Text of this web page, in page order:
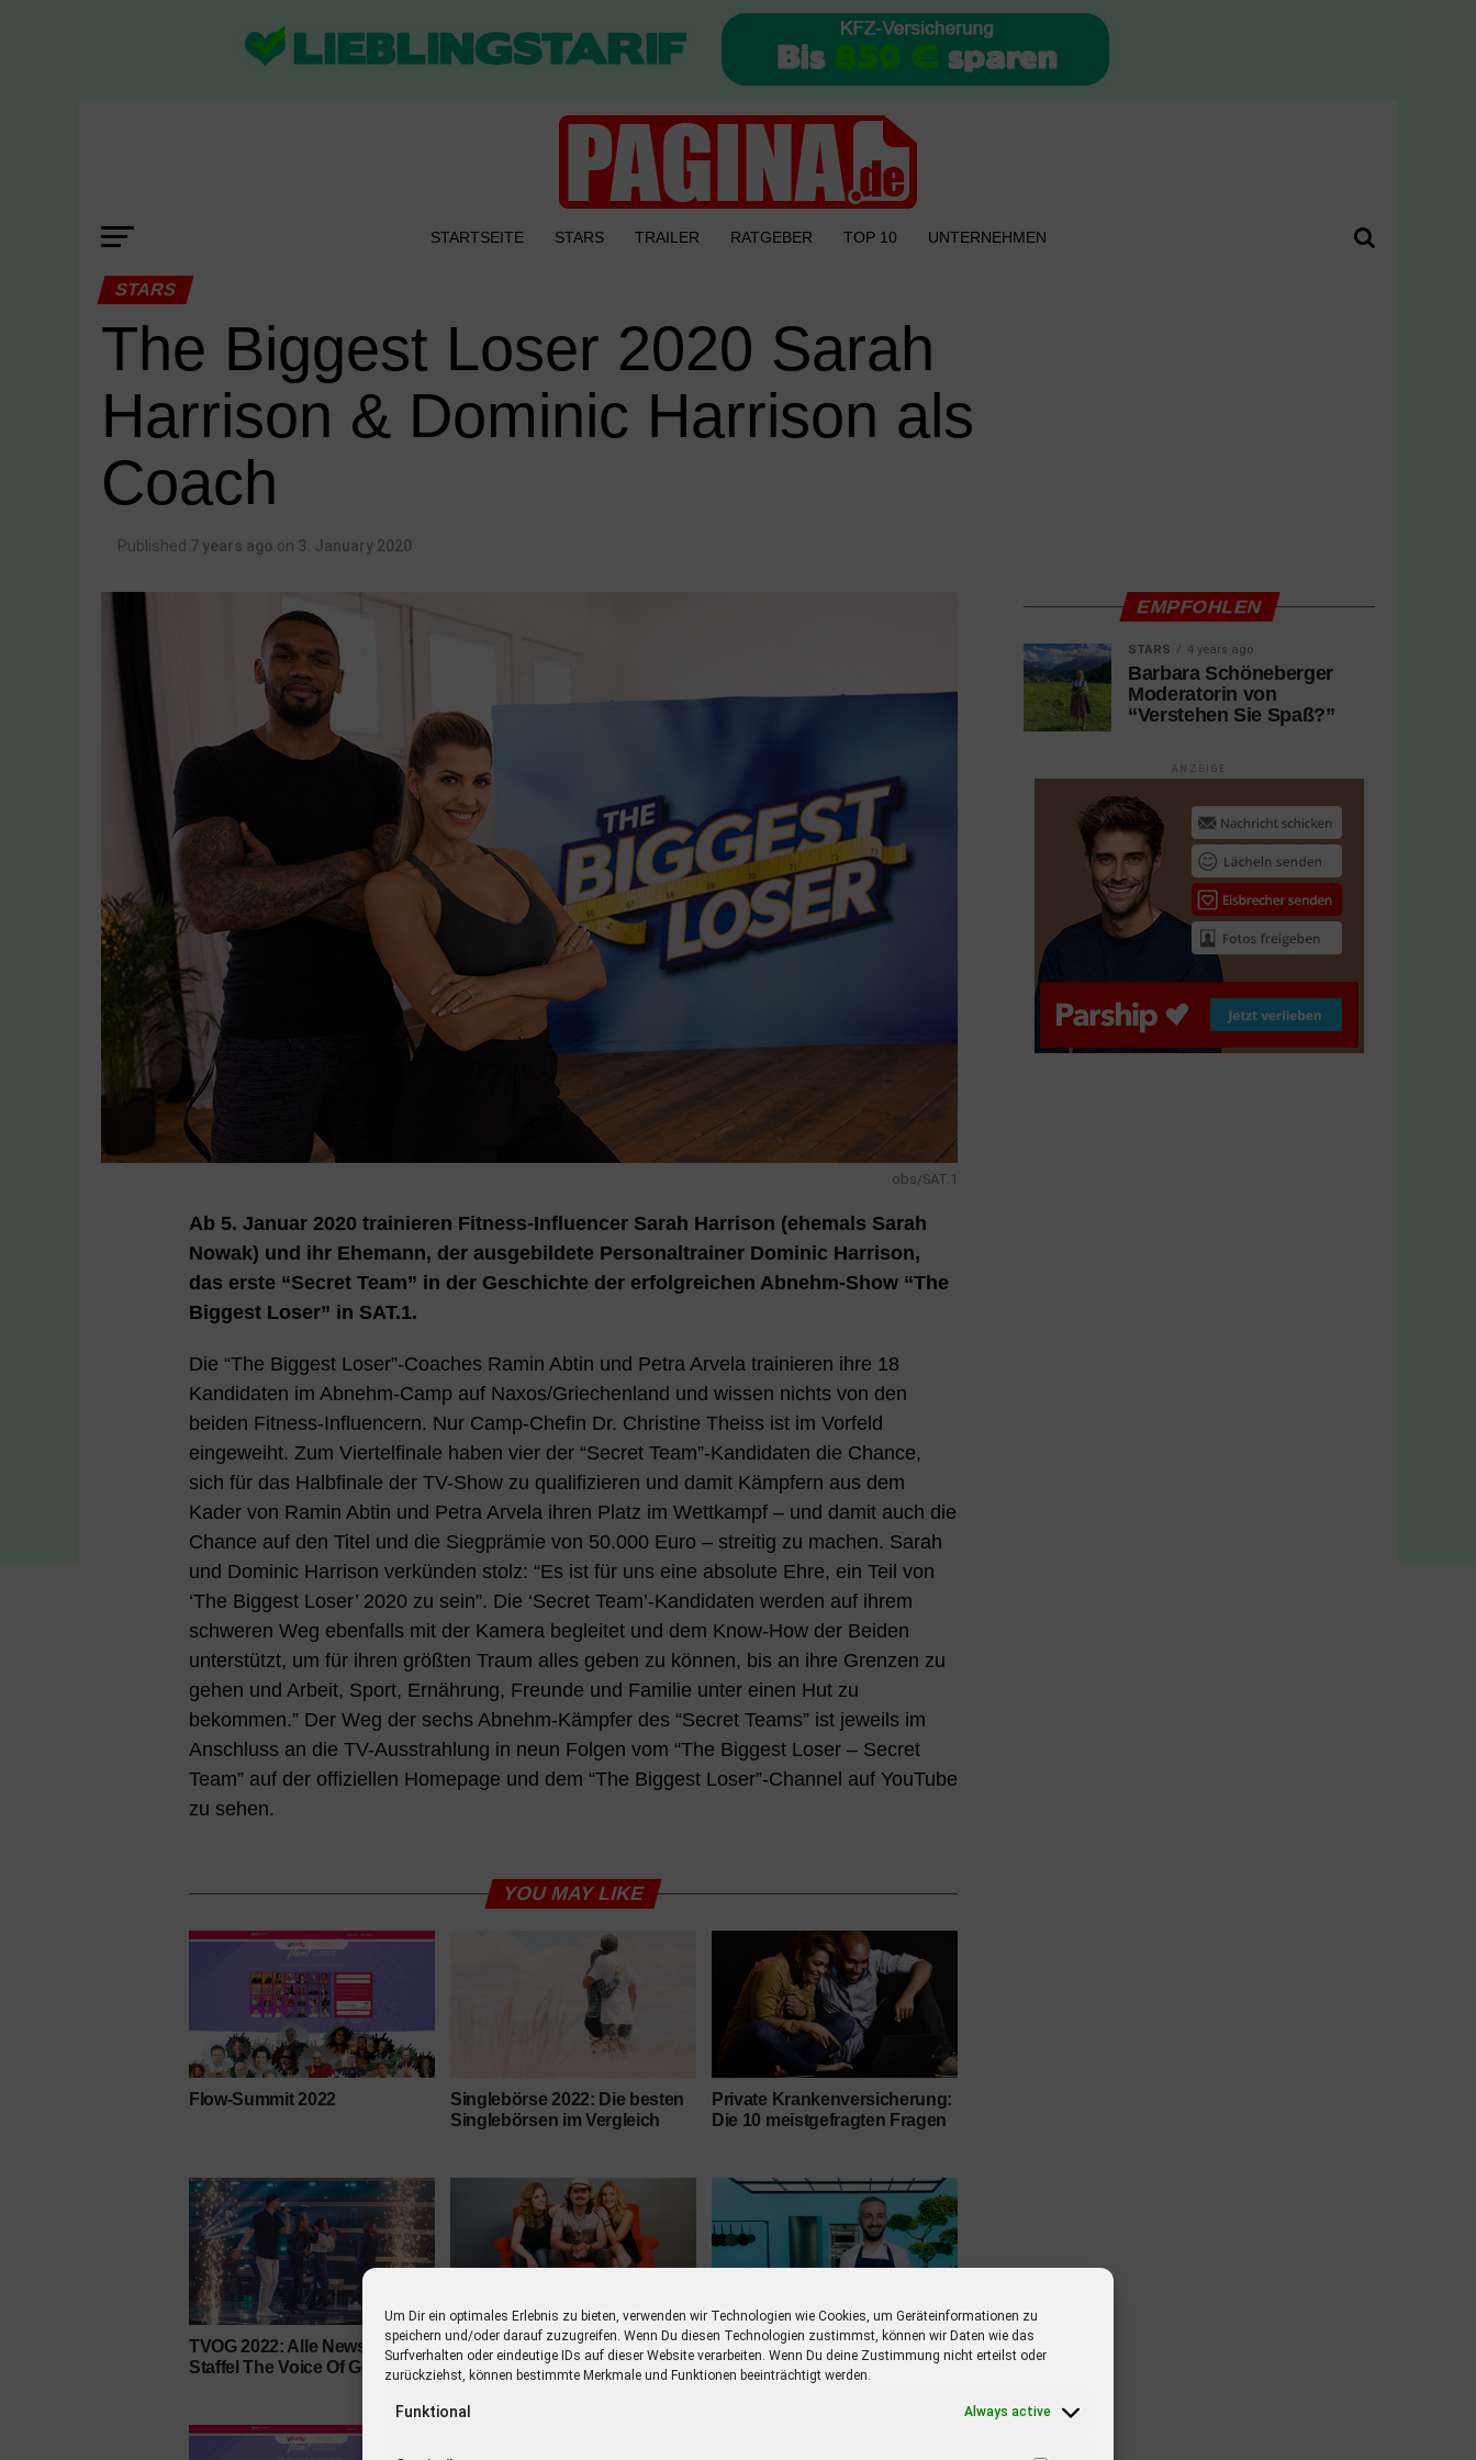
Um Dir ein optimales Erlebnis zu bieten, verwenden wir Technologien wie Cookies, um Geräteinformationen zu
speichern und/oder darauf zuzugreifen. Wenn Du diesen Technologien zustimmst, können wir Daten wie das
Surfverhalten oder eindeutige IDs auf dieser Website verarbeiten. Wenn Du deine Zustimmung nicht erteilst oder
zurückziehst, können bestimmte Merkmale und Funktionen beeinträchtigt werden.
Funktional Always active
STARTSEITE STARS TRAILER RATGEBER TOP 10 UNTERNEHMEN
STARS
The Biggest Loser 2020 Sarah
Harrison & Dominic Harrison als
Coach
Published 7 years ago on 3. January 2020
obs/SAT.1
Ab 5. Januar 2020 trainieren Fitness-Influencer Sarah Harrison (ehemals Sarah
Nowak) und ihr Ehemann, der ausgebildete Personaltrainer Dominic Harrison,
das erste “Secret Team” in der Geschichte der erfolgreichen Abnehm-Show “The
Biggest Loser” in SAT.1.
Die “The Biggest Loser”-Coaches Ramin Abtin und Petra Arvela trainieren ihre 18
Kandidaten im Abnehm-Camp auf Naxos/Griechenland und wissen nichts von den
beiden Fitness-Influencern. Nur Camp-Chefin Dr. Christine Theiss ist im Vorfeld
eingeweiht. Zum Viertelfinale haben vier der “Secret Team”-Kandidaten die Chance,
sich für das Halbfinale der TV-Show zu qualifizieren und damit Kämpfern aus dem
Kader von Ramin Abtin und Petra Arvela ihren Platz im Wettkampf – und damit auch die
Chance auf den Titel und die Siegprämie von 50.000 Euro – streitig zu machen. Sarah
und Dominic Harrison verkünden stolz: “Es ist für uns eine absolute Ehre, ein Teil von
‘The Biggest Loser’ 2020 zu sein”. Die ‘Secret Team’-Kandidaten werden auf ihrem
schweren Weg ebenfalls mit der Kamera begleitet und dem Know-How der Beiden
unterstützt, um für ihren größten Traum alles geben zu können, bis an ihre Grenzen zu
gehen und Arbeit, Sport, Ernährung, Freunde und Familie unter einen Hut zu
bekommen.” Der Weg der sechs Abnehm-Kämpfer des “Secret Teams” ist jeweils im
Anschluss an die TV-Ausstrahlung in neun Folgen vom “The Biggest Loser – Secret
Team” auf der offiziellen Homepage und dem “The Biggest Loser”-Channel auf YouTube
zu sehen.
YOU MAY LIKE
Flow-Summit 2022
Singlebörse 2022: Die besten
Singlebörsen im Vergleich
Private Krankenversicherung:
Die 10 meistgefragten Fragen
TVOG 2022: Alle News zur 18.
Staffel The Voice Of Germany
Stefanie Hertel stellt in
exklusiver Online-Liveshow
More Than Words Album
“Today” vor
Jan Böhmermann Kochshow
“Böhmi brutzelt” mit Promis in
EMPFOHLEN
STARS 4 years ago
Barbara Schöneberger
Moderatorin von
“Verstehen Sie Spaß?”
ANZEIGE